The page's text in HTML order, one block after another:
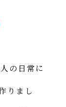
の日常に
りまし